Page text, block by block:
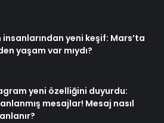
insanlarından yeni keşif: Mars’ta
yaşam var mıydı?
yeni özelliğini duyurdu:
mesajlar! Mesaj nasıl